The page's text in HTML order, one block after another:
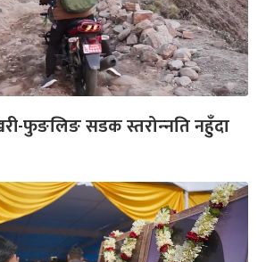
फुङलिङ सडक स्तरोन्‍नति नहुँदा